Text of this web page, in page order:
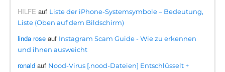
HILFE auf Liste der iPhone-Systemsymbole – Bedeutung,
Liste (Oben auf dem Bildschirm)
linda rose auf Instagram Scam Guide - Wie zu erkennen
und ihnen ausweicht
ronald auf Nood-Virus [.nood-Dateien] Entschlüsselt +